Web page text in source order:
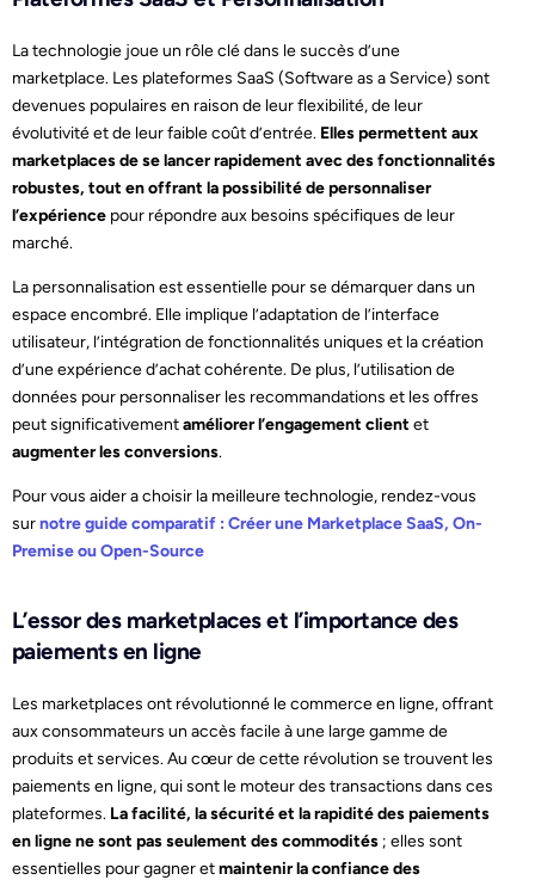
La technologie joue un rôle clé dans le succès d’une
marketplace. Les plateformes SaaS (Software as a Service) sont
devenues populaires en raison de leur flexibilité, de leur
évolutivité et de leur faible coût d’entrée. Elles permettent aux
marketplaces de se lancer rapidement avec des fonctionnalités
robustes, tout en offrant la possibilité de personnaliser
l’expérience pour répondre aux besoins spécifiques de leur
marché.
La personnalisation est essentielle pour se démarquer dans un
espace encombré. Elle implique l’adaptation de l’interface
utilisateur, l’intégration de fonctionnalités uniques et la création
d’une expérience d’achat cohérente. De plus, l’utilisation de
données pour personnaliser les recommandations et les offres
peut significativementaméliorer l’engagement client et
augmenter les conversions.
Pour vous aider a choisir la meilleure technologie, rendez-vous
surnotre guide comparatif : Créer une Marketplace SaaS, On-
Premise ou Open-Source
L’essor des marketplaces et l’importance des
paiements en ligne
Les marketplaces ont révolutionné le commerce en ligne, offrant
aux consommateurs un accès facile à une large gamme de
produits et services. Au cœur de cette révolution se trouvent les
paiements en ligne, qui sont le moteur des transactions dans ces
plateformes. La facilité, la sécurité et la rapidité des paiements
en ligne ne sont pas seulement des commodités ; elles sont
essentielles pour gagner etmaintenir la confiance des